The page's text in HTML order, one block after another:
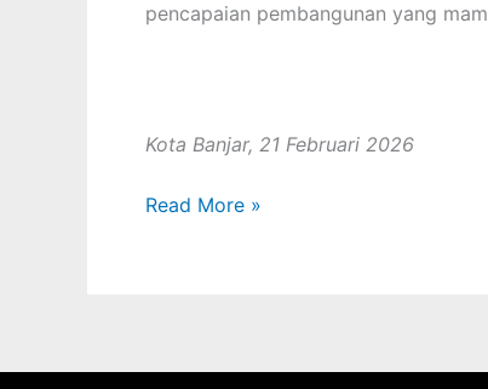
pencapaian pembangunan yang
Kota Banjar, 21 Februari 2026
Read More »